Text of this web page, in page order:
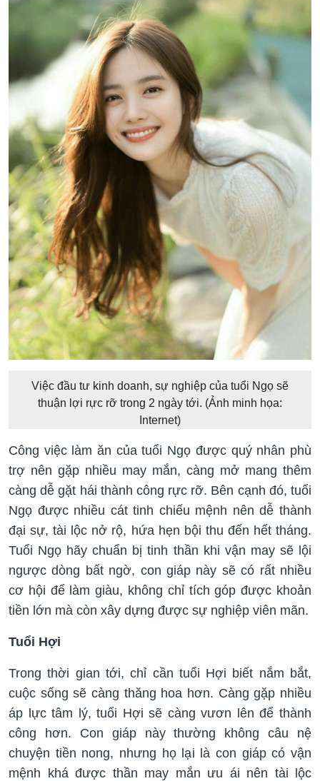
Việc đầu tư kinh doanh, sự nghiệp của tuổi Ngọ sẽ
thuận lợi rực rỡ trong 2 ngày tới. (Ảnh minh họa:
Internet)
Công việc làm ăn của tuổi Ngọ được quý nhân phù
trợ nên gặp nhiều may mắn, càng mở mang thêm
càng dễ gặt hái thành công rực rỡ. Bên cạnh đó, tuổi
Ngọ được nhiều cát tinh chiếu mệnh nên dễ thành
đại sự, tài lộc nở rộ, hứa hẹn bội thu đến hết tháng.
Tuổi Ngọ hãy chuẩn bị tinh thần khi vận may sẽ lội
ngược dòng bất ngờ, con giáp này sẽ có rất nhiều
cơ hội để làm giàu, không chỉ tích góp được khoản
tiền lớn mà còn xây dựng được sự nghiệp viên mãn.
Tuổi Hợi
Trong thời gian tới, chỉ cần tuổi Hợi biết nắm bắt,
cuộc sống sẽ càng thăng hoa hơn. Càng gặp nhiều
áp lực tâm lý, tuổi Hợi sẽ càng vươn lên để thành
công hơn. Con giáp này thường không câu nệ
chuyện tiền nong, nhưng họ lại là con giáp có vận
mệnh khá được thần may mắn ưu ái nên tài lộc